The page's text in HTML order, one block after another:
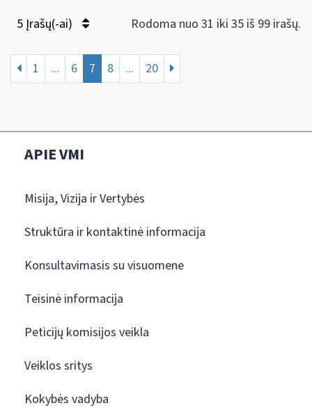
5 Įrašų(-ai) Rodoma nuo 31 iki 35 iš 99 irašų.
1 ... 6 7 8 ... 20
APIE VMI
Misija, Vizija ir Vertybės
Struktūra ir kontaktinė informacija
Konsultavimasis su visuomene
Teisinė informacija
Peticijų komisijos veikla
Veiklos sritys
Kokybės vadyba